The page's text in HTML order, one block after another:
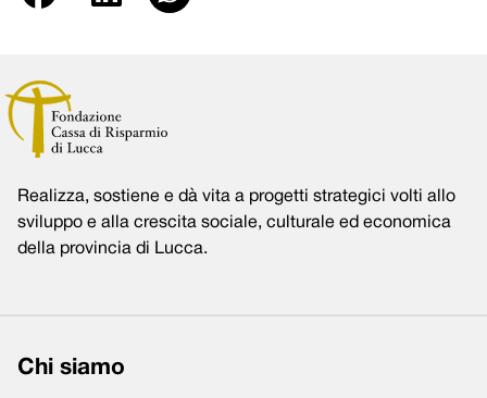
Realizza, sostiene e dà vita a progetti strategici volti allo
sviluppo e alla crescita sociale, culturale ed economica
della provincia di Lucca.
Chi siamo